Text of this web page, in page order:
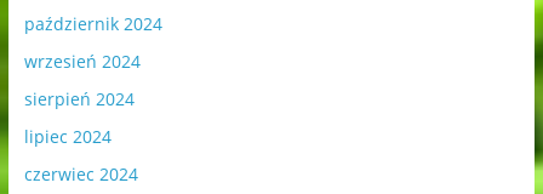
październik 2024
wrzesień 2024
sierpień 2024
lipiec 2024
czerwiec 2024